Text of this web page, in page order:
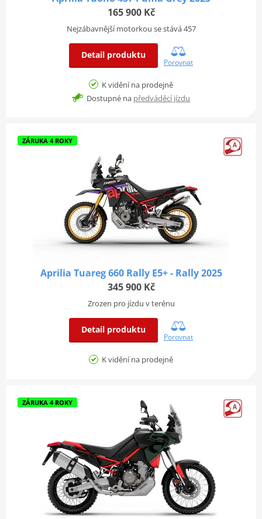
165 900 Kč
Nejzábavnější motorkou se stává 457
Detail produktu
Porovnat
K vidění na prodejně
Dostupné na předváděcí jízdu
ZÁRUKA 4 ROKY
Aprilia Tuareg 660 Rally E5+ - Rally 2025
345 900 Kč
Zrozen pro jízdu v terénu
Detail produktu
Porovnat
K vidění na prodejně
ZÁRUKA 4 ROKY